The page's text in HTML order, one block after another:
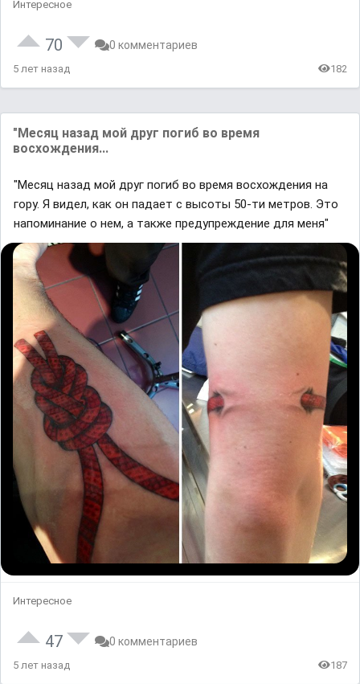
Интересное
70 0 комментариев
5 лет назад 182
"Месяц назад мой друг погиб во время
восхождения...
"Месяц назад мой друг погиб во время восхождения на
гору. Я видел, как он падает с высоты 50-ти метров. Это
напоминание о нем, а также предупреждение для меня"
Интересное
47 0 комментариев
5 лет назад 187